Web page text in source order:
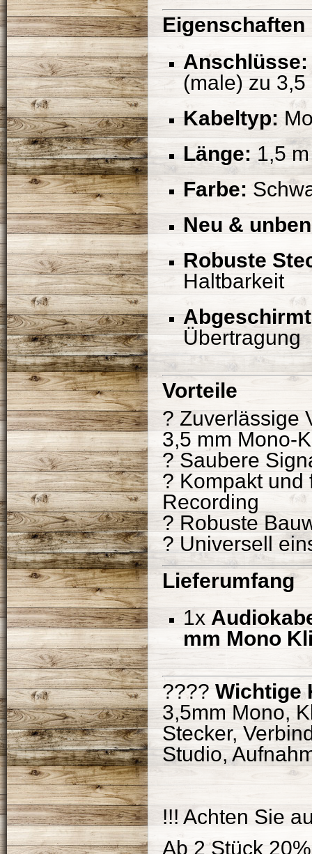
Eigenschaften
Anschlüsse:
(male) zu
Kabeltyp:
Länge: 1,5 m
Farbe:
Neu &
Robuste
Haltbarkeit
Übertragung
Vorteile
? Zuverlässige
3,5 mm Mono-
? Saubere
? Kompakt und
Recording
? Robuste
? Universell
Lieferumfang
1x
mm Mono
???? Wichtige
3,5mm Mono,
Stecker,
Studio,
!!! Achten Sie
Ab 2 Stück 20%